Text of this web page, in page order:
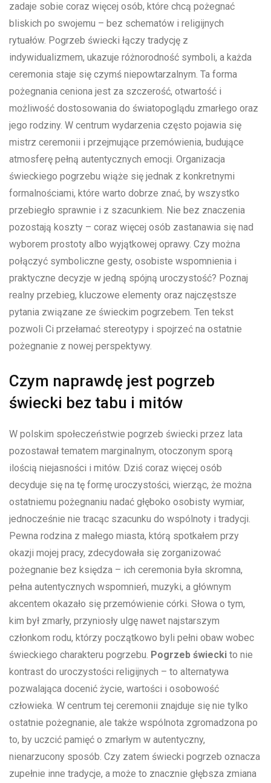
zadaje sobie coraz więcej osób, które chcą pożegnać
bliskich po swojemu – bez schematów i religijnych
rytuałów. Pogrzeb świecki łączy tradycję z
indywidualizmem, ukazuje różnorodność symboli, a każda
ceremonia staje się czymś niepowtarzalnym. Ta forma
pożegnania ceniona jest za szczerość, otwartość i
możliwość dostosowania do światopoglądu zmarłego oraz
jego rodziny. W centrum wydarzenia często pojawia się
mistrz ceremonii i przejmujące przemówienia, budujące
atmosferę pełną autentycznych emocji. Organizacja
świeckiego pogrzebu wiąże się jednak z konkretnymi
formalnościami, które warto dobrze znać, by wszystko
przebiegło sprawnie i z szacunkiem. Nie bez znaczenia
pozostają koszty – coraz więcej osób zastanawia się nad
wyborem prostoty albo wyjątkowej oprawy. Czy można
połączyć symboliczne gesty, osobiste wspomnienia i
praktyczne decyzje w jedną spójną uroczystość? Poznaj
realny przebieg, kluczowe elementy oraz najczęstsze
pytania związane ze świeckim pogrzebem. Ten tekst
pozwoli Ci przełamać stereotypy i spojrzeć na ostatnie
pożegnanie z nowej perspektywy.
Czym naprawdę jest pogrzeb
świecki bez tabu i mitów
W polskim społeczeństwie pogrzeb świecki przez lata
pozostawał tematem marginalnym, otoczonym sporą
ilością niejasności i mitów. Dziś coraz więcej osób
decyduje się na tę formę uroczystości, wierząc, że można
ostatniemu pożegnaniu nadać głęboko osobisty wymiar,
jednocześnie nie tracąc szacunku do wspólnoty i tradycji.
Pewna rodzina z małego miasta, którą spotkałem przy
okazji mojej pracy, zdecydowała się zorganizować
pożegnanie bez księdza – ich ceremonia była skromna,
pełna autentycznych wspomnień, muzyki, a głównym
akcentem okazało się przemówienie córki. Słowa o tym,
kim był zmarły, przyniosły ulgę nawet najstarszym
członkom rodu, którzy początkowo byli pełni obaw wobec
świeckiego charakteru pogrzebu. Pogrzeb świecki to nie
kontrast do uroczystości religijnych – to alternatywa
pozwalająca docenić życie, wartości i osobowość
człowieka. W centrum tej ceremonii znajduje się nie tylko
ostatnie pożegnanie, ale także wspólnota zgromadzona po
to, by uczcić pamięć o zmarłym w autentyczny,
nienarzucony sposób. Czy zatem świecki pogrzeb oznacza
zupełnie inne tradycje, a może to znacznie głębsza zmiana